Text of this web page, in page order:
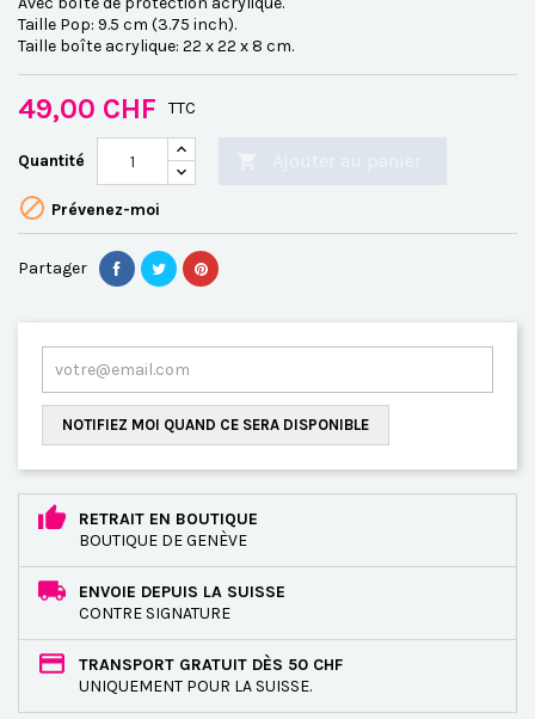
Taille Pop: 9.5 cm (3.75 inch).
Taille boîte acrylique: 22 x 22 x 8 cm.
49,00 CHF TTC
Quantité
 Prévenez-moi
Partager
NOTIFIEZ MOI QUAND CE SERA DISPONIBLE
RETRAIT EN BOUTIQUE
BOUTIQUE DE GENÈVE
ENVOIE DEPUIS LA SUISSE
CONTRE SIGNATURE
TRANSPORT GRATUIT DÈS 50 CHF
UNIQUEMENT POUR LA SUISSE.